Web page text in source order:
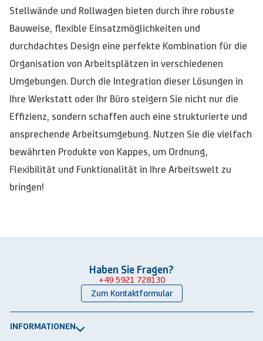
Stellwände und Rollwagen bieten durch ihre robuste
Bauweise, flexible Einsatzmöglichkeiten und
durchdachtes Design eine perfekte Kombination für die
Organisation von Arbeitsplätzen in verschiedenen
Umgebungen. Durch die Integration dieser Lösungen in
Ihre Werkstatt oder Ihr Büro steigern Sie nicht nur die
Effizienz, sondern schaffen auch eine strukturierte und
ansprechende Arbeitsumgebung. Nutzen Sie die vielfach
bewährten Produkte von Kappes, um Ordnung,
Flexibilität und Funktionalität in Ihre Arbeitswelt zu
bringen!
Haben Sie Fragen?
+49 5921 728130
Zum Kontaktformular
INFORMATIONEN